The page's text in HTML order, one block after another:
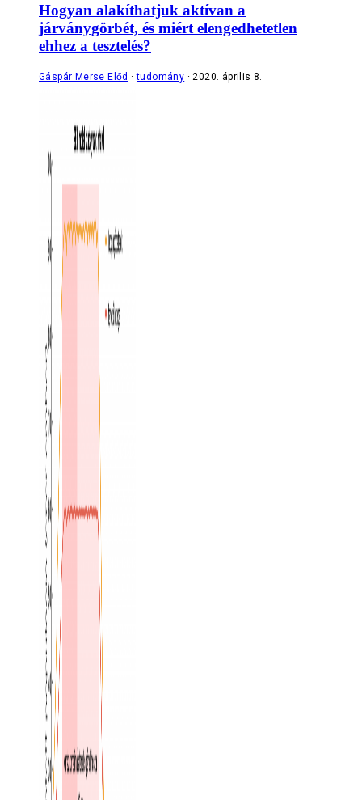
Hogyan alakíthatjuk aktívan a
járványgörbét, és miért elengedhetetlen
ehhez a tesztelés?
Gáspár Merse Előd tudomány 2020. április 8.